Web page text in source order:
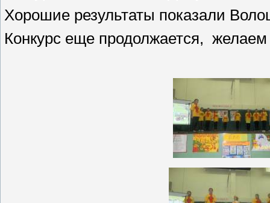
Хорошие результаты показали
Конкурс еще продолжается, желаем